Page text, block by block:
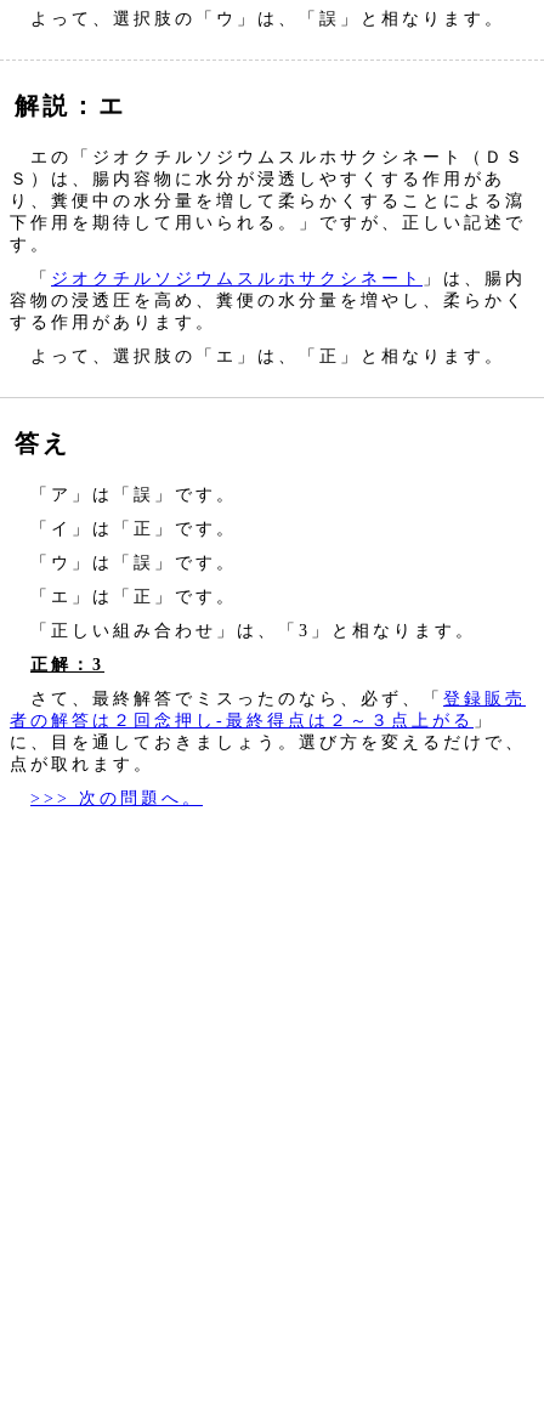
よって、選択肢の「ウ」は、「誤」と相なります。
解説：エ
エの「ジオクチルソジウムスルホサクシネート（ＤＳ
Ｓ）は、腸内容物に水分が浸透しやすくする作用があ
り、糞便中の水分量を増して柔らかくすることによる瀉
下作用を期待して用いられる。」ですが、正しい記述で
す。
「 ジオクチルソジウムスルホサクシネート
」は、腸内
容物の浸透圧を高め、糞便の水分量を増やし、柔らかく
する作用があります。
よって、選択肢の「エ」は、「正」と相なります。
答え
「ア」は「誤」です。
「イ」は「正」です。
「ウ」は「誤」です。
「エ」は「正」です。
「正しい組み合わせ」は、「3」と相なります。
正解：3
さて、最終解答でミスったのなら、必ず、「 登録販売
者の解答は２回念押し‐最終得点は２～３点上がる 」
に、目を通しておきましょう。選び方を変えるだけで、
点が取れます。
>>> 次の問題へ。